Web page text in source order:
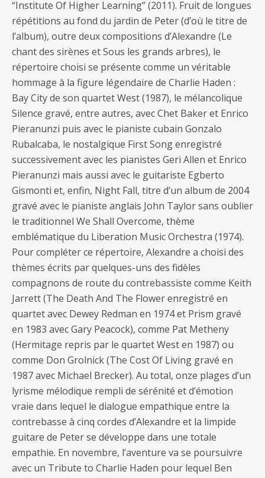
“Institute Of Higher Learning” (2011). Fruit de longues
répétitions au fond du jardin de Peter (d’où le titre de
l’album), outre deux compositions d’Alexandre (Le
chant des sirènes et Sous les grands arbres), le
répertoire choisi se présente comme un véritable
hommage à la figure légendaire de Charlie Haden :
Bay City de son quartet West (1987), le mélancolique
Silence gravé, entre autres, avec Chet Baker et Enrico
Pieranunzi puis avec le pianiste cubain Gonzalo
Rubalcaba, le nostalgique First Song enregistré
successivement avec les pianistes Geri Allen et Enrico
Pieranunzi mais aussi avec le guitariste Egberto
Gismonti et, enfin, Night Fall, titre d’un album de 2004
gravé avec le pianiste anglais John Taylor sans oublier
le traditionnel We Shall Overcome, thème
emblématique du Liberation Music Orchestra (1974).
Pour compléter ce répertoire, Alexandre a choisi des
thèmes écrits par quelques-uns des fidèles
compagnons de route du contrebassiste comme Keith
Jarrett (The Death And The Flower enregistré en
quartet avec Dewey Redman en 1974 et Prism gravé
en 1983 avec Gary Peacock), comme Pat Metheny
(Hermitage repris par le quartet West en 1987) ou
comme Don Grolnick (The Cost Of Living gravé en
1987 avec Michael Brecker). Au total, onze plages d’un
lyrisme mélodique rempli de sérénité et d’émotion
vraie dans lequel le dialogue empathique entre la
contrebasse à cinq cordes d’Alexandre et la limpide
guitare de Peter se développe dans une totale
empathie. En novembre, l’aventure va se poursuivre
avec un Tribute to Charlie Haden pour lequel Ben